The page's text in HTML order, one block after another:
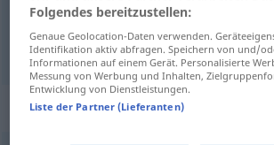
hesaplaşmak( -LE) verarbeiten
Synonyme für
Folgendes bereitzustellen:
Genaue Geolocation-Daten verwenden.
Identifikation aktiv abfragen. Speichern von und/
Informationen auf einem Gerät. Personalisierte
Messung von Werbung und Inhalten,
Entwicklung von Dienstleistungen.
Liste der Partner (Lieferanten)